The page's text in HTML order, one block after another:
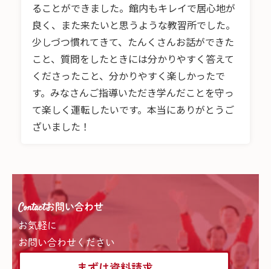
ることができました。館内もキレイで居心地が
良く、また来たいと思うような教習所でした。
少しづつ慣れてきて、たんくさんお話ができた
こと、質問をしたときには分かりやすく答えて
くださったこと、分かりやすく楽しかったで
す。みなさんご指導いただき学んだことを守っ
て楽しく運転したいです。本当にありがとうご
ざいました！
Contactお問い合わせ
お気軽に
お問い合わせください